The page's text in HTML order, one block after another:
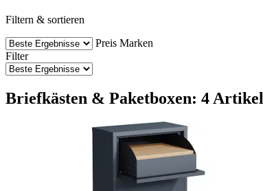
Filtern & sortieren
Preis Marken
Filter
Briefkästen & Paketboxen: 4 Artikel